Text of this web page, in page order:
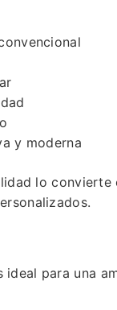
y moderna
lo
ideal para una